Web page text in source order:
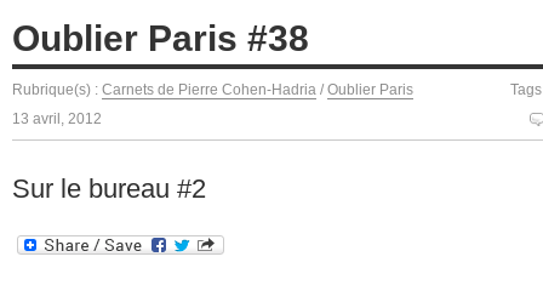
Oublier Paris #38
Rubrique(s) : Carnets de Pierre Cohen-Hadria / Oublier Paris
13 avril, 2012
Sur le bureau #2